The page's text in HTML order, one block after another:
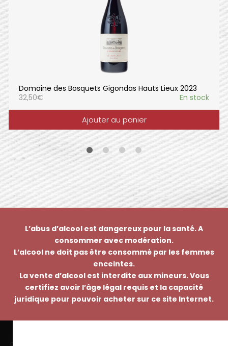
Domaine des Bosquets Gigondas Hauts Lieux 2023
32,50€ En stock
Ajouter au panier
L’abus d’alcool est dangereux pour la santé. A
consommer avec modération.
L’alcool ne doit pas être consommé par les femmes
enceintes.
La vente d’alcool est interdite aux mineurs. Vous
certifiez avoir l’âge légal requis et la capacité
juridique pour pouvoir acheter sur ce site Internet.